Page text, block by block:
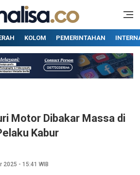
Analisa
berita online terpercaya
KOLOM PEMERINTAHAN
Motor Dibakar Massa di
Kabur
2025 - 15:41 WIB